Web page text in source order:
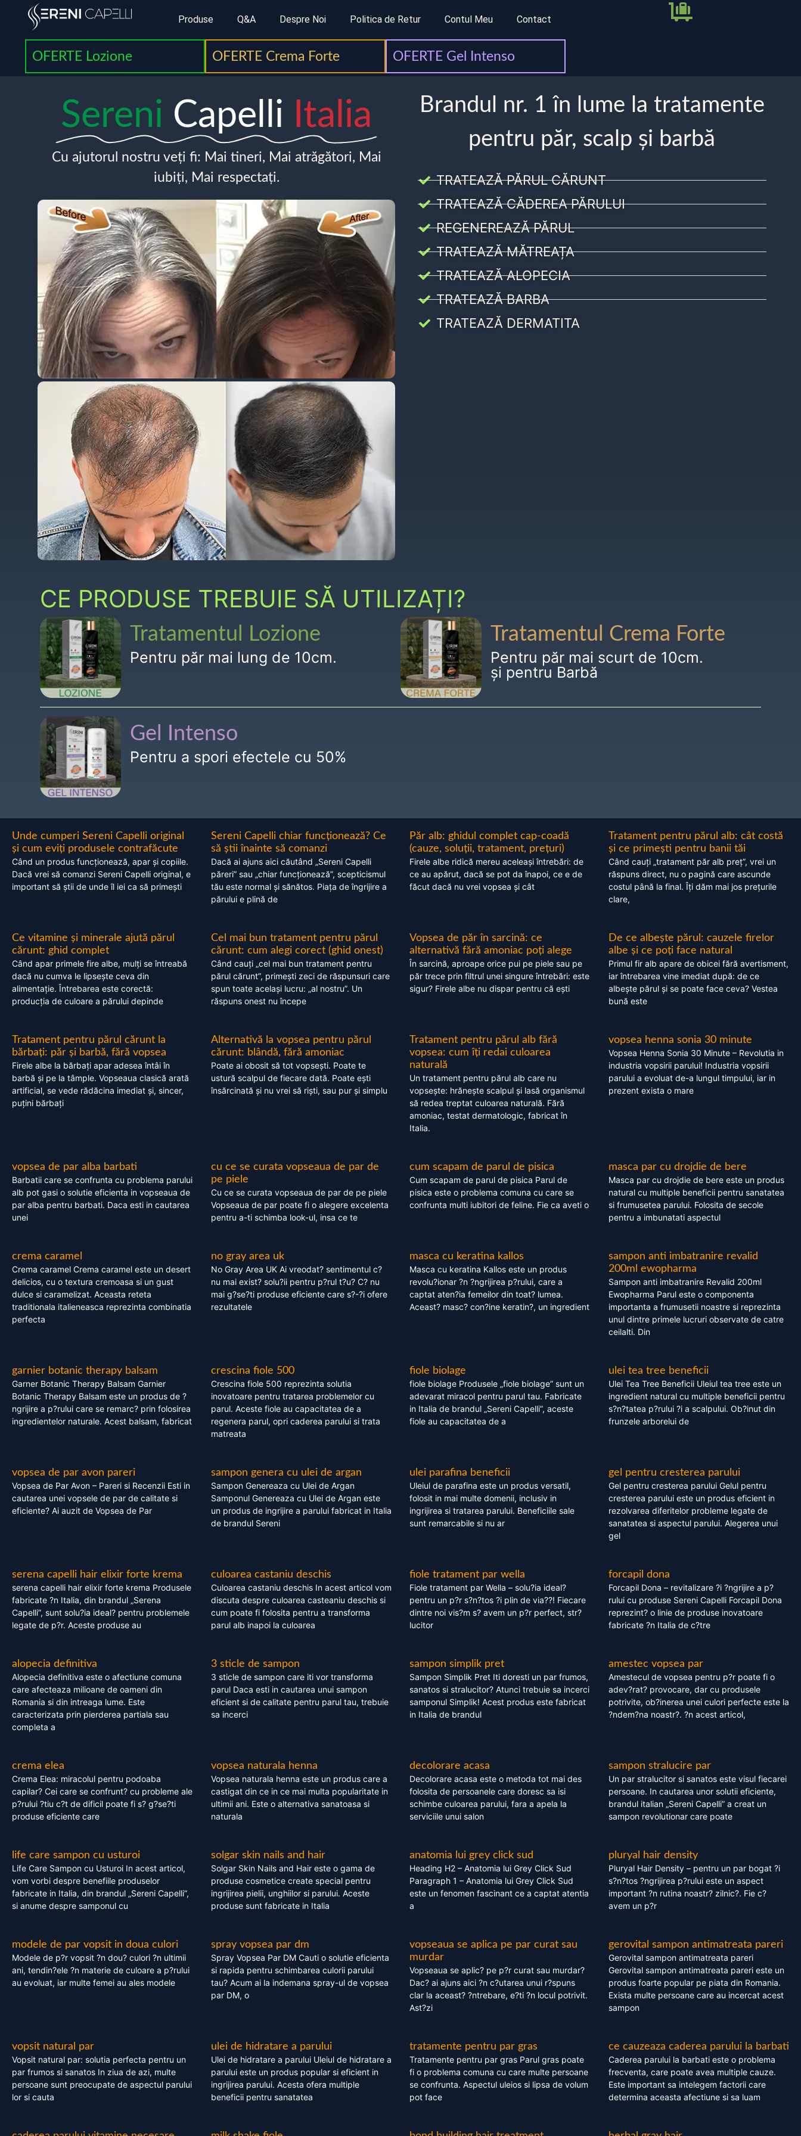
Produse Q&A Despre Noi Politica de Retur Contul Meu Contact
OFERTE Lozione OFERTE Crema Forte OFERTE Gel Intenso
Sereni Capelli Italia
Cu ajutorul nostru veți fi: Mai tineri, Mai atrăgători, Mai
iubiți, Mai respectați.
Brandul nr. 1 în lume la tratamente
pentru păr, scalp și barbă
TRATEAZĂ PĂRUL CĂRUNT
TRATEAZĂ CĂDEREA PĂRULUI
REGENEREAZĂ PĂRUL
TRATEAZĂ MĂTREAȚA
TRATEAZĂ ALOPECIA
TRATEAZĂ BARBA
TRATEAZĂ DERMATITA
CE PRODUSE TREBUIE SĂ UTILIZAȚI?
Tratamentul Lozione
Pentru păr mai lung de 10cm.
Tratamentul Crema Forte
Pentru păr mai scurt de 10cm.
și pentru Barbă
Gel Intenso
Pentru a spori efectele cu 50%
Unde cumperi Sereni Capelli original
și cum eviți produsele contrafăcute
Când un produs funcționează, apar și copiile.
Dacă vrei să comanzi Sereni Capelli original, e
important să știi de unde îl iei ca să primești
Sereni Capelli chiar funcționează? Ce
să știi înainte să comanzi
Dacă ai ajuns aici căutând „Sereni Capelli
păreri” sau „chiar funcționează”, scepticismul
tău este normal și sănătos. Piața de îngrijire a
părului e plină de
Păr alb: ghidul complet cap-coadă
(cauze, soluții, tratament, prețuri)
Firele albe ridică mereu aceleași întrebări: de
ce au apărut, dacă se pot da înapoi, ce e de
făcut dacă nu vrei vopsea și cât
Tratament pentru părul alb: cât costă
și ce primești pentru banii tăi
Când cauți „tratament păr alb preț”, vrei un
răspuns direct, nu o pagină care ascunde
costul până la final. Îți dăm mai jos prețurile
clare,
Ce vitamine și minerale ajută părul
cărunt: ghid complet
Când apar primele fire albe, mulți se întreabă
dacă nu cumva le lipsește ceva din
alimentație. Întrebarea este corectă:
producția de culoare a părului depinde
Cel mai bun tratament pentru părul
cărunt: cum alegi corect (ghid onest)
Când cauți „cel mai bun tratament pentru
părul cărunt”, primești zeci de răspunsuri care
spun toate același lucru: „al nostru”. Un
răspuns onest nu începe
Vopsea de păr în sarcină: ce
alternativă fără amoniac poți alege
În sarcină, aproape orice pui pe piele sau pe
păr trece prin filtrul unei singure întrebări: este
sigur? Firele albe nu dispar pentru că ești
De ce albește părul: cauzele firelor
albe și ce poți face natural
Primul fir alb apare de obicei fără avertisment,
iar întrebarea vine imediat după: de ce
albește părul și se poate face ceva? Vestea
bună este
Tratament pentru părul cărunt la
bărbați: păr și barbă, fără vopsea
Firele albe la bărbați apar adesea întâi în
barbă și pe la tâmple. Vopseaua clasică arată
artificial, se vede rădăcina imediat și, sincer,
puțini bărbați
Alternativă la vopsea pentru părul
cărunt: blândă, fără amoniac
Poate ai obosit să tot vopsești. Poate te
ustură scalpul de fiecare dată. Poate ești
însărcinată și nu vrei să riști, sau pur și simplu
Tratament pentru părul alb fără
vopsea: cum îți redai culoarea
naturală
Un tratament pentru părul alb care nu
vopsește: hrănește scalpul și lasă organismul
să redea treptat culoarea naturală. Fără
amoniac, testat dermatologic, fabricat în
Italia.
vopsea henna sonia 30 minute
Vopsea Henna Sonia 30 Minute – Revolutia in
industria vopsirii parului! Industria vopsirii
parului a evoluat de-a lungul timpului, iar in
prezent exista o mare
vopsea de par alba barbati
Barbatii care se confrunta cu problema parului
alb pot gasi o solutie eficienta in vopseaua de
par alba pentru barbati. Daca esti in cautarea
unei
cu ce se curata vopseaua de par de
pe piele
Cu ce se curata vopseaua de par de pe piele
Vopseaua de par poate fi o alegere excelenta
pentru a-ti schimba look-ul, insa ce te
cum scapam de parul de pisica
Cum scapam de parul de pisica Parul de
pisica este o problema comuna cu care se
confrunta multi iubitori de feline. Fie ca aveti o
masca par cu drojdie de bere
Masca par cu drojdie de bere este un produs
natural cu multiple beneficii pentru sanatatea
si frumusetea parului. Folosita de secole
pentru a imbunatati aspectul
crema caramel
Crema caramel Crema caramel este un desert
delicios, cu o textura cremoasa si un gust
dulce si caramelizat. Aceasta reteta
traditionala italieneasca reprezinta combinatia
perfecta
no gray area uk
No Gray Area UK Ai vreodat? sentimentul c?
nu mai exist? solu?ii pentru p?rul t?u? C? nu
mai g?se?ti produse eficiente care s?-?i ofere
rezultatele
masca cu keratina kallos
Masca cu keratina Kallos este un produs
revolu?ionar ?n ?ngrijirea p?rului, care a
captat aten?ia femeilor din toat? lumea.
Aceast? masc? con?ine keratin?, un ingredient
sampon anti imbatranire revalid
200ml ewopharma
Sampon anti imbatranire Revalid 200ml
Ewopharma Parul este o componenta
importanta a frumusetii noastre si reprezinta
unul dintre primele lucruri observate de catre
ceilalti. Din
garnier botanic therapy balsam
Garner Botanic Therapy Balsam Garnier
Botanic Therapy Balsam este un produs de ?
ngrijire a p?rului care se remarc? prin folosirea
ingredientelor naturale. Acest balsam, fabricat
crescina fiole 500
Crescina fiole 500 reprezinta solutia
inovatoare pentru tratarea problemelor cu
parul. Aceste fiole au capacitatea de a
regenera parul, opri caderea parului si trata
matreata
fiole biolage
fiole biolage Produsele „fiole biolage” sunt un
adevarat miracol pentru parul tau. Fabricate
in Italia de brandul „Sereni Capelli”, aceste
fiole au capacitatea de a
ulei tea tree beneficii
Ulei Tea Tree Beneficii Uleiul tea tree este un
ingredient natural cu multiple beneficii pentru
s?n?tatea p?rului ?i a scalpului. Ob?inut din
frunzele arborelui de
vopsea de par avon pareri
Vopsea de Par Avon – Pareri si Recenzii Esti in
cautarea unei vopsele de par de calitate si
eficiente? Ai auzit de Vopsea de Par
sampon genera cu ulei de argan
Sampon Genereaza cu Ulei de Argan
Samponul Genereaza cu Ulei de Argan este
un produs de ingrijire a parului fabricat in Italia
de brandul Sereni
ulei parafina beneficii
Uleiul de parafina este un produs versatil,
folosit in mai multe domenii, inclusiv in
ingrijirea si tratarea parului. Beneficiile sale
sunt remarcabile si nu ar
gel pentru cresterea parului
Gel pentru cresterea parului Gelul pentru
cresterea parului este un produs eficient in
rezolvarea diferitelor probleme legate de
sanatatea si aspectul parului. Alegerea unui
gel
serena capelli hair elixir forte krema
serena capelli hair elixir forte krema Produsele
fabricate ?n Italia, din brandul „Serena
Capelli”, sunt solu?ia ideal? pentru problemele
legate de p?r. Aceste produse au
culoarea castaniu deschis
Culoarea castaniu deschis In acest articol vom
discuta despre culoarea casteaniu deschis si
cum poate fi folosita pentru a transforma
parul alb inapoi la culoarea
fiole tratament par wella
Fiole tratament par Wella – solu?ia ideal?
pentru un p?r s?n?tos ?i plin de via??! Fiecare
dintre noi vis?m s? avem un p?r perfect, str?
lucitor
forcapil dona
Forcapil Dona – revitalizare ?i ?ngrijire a p?
rului cu produse Sereni Capelli Forcapil Dona
reprezint? o linie de produse inovatoare
fabricate ?n Italia de c?tre
alopecia definitiva
Alopecia definitiva este o afectiune comuna
care afecteaza milioane de oameni din
Romania si din intreaga lume. Este
caracterizata prin pierderea partiala sau
completa a
3 sticle de sampon
3 sticle de sampon care iti vor transforma
parul Daca esti in cautarea unui sampon
eficient si de calitate pentru parul tau, trebuie
sa incerci
sampon simplik pret
Sampon Simplik Pret Iti doresti un par frumos,
sanatos si stralucitor? Atunci trebuie sa incerci
samponul Simplik! Acest produs este fabricat
in Italia de brandul
amestec vopsea par
Amestecul de vopsea pentru p?r poate fi o
adev?rat? provocare, dar cu produsele
potrivite, ob?inerea unei culori perfecte este la
?ndem?na noastr?. ?n acest articol,
crema elea
Crema Elea: miracolul pentru podoaba
capilar? Cei care se confrunt? cu probleme ale
p?rului ?tiu c?t de dificil poate fi s? g?se?ti
produse eficiente care
vopsea naturala henna
Vopsea naturala henna este un produs care a
castigat din ce in ce mai multa popularitate in
ultimii ani. Este o alternativa sanatoasa si
naturala
decolorare acasa
Decolorare acasa este o metoda tot mai des
folosita de persoanele care doresc sa isi
schimbe culoarea parului, fara a apela la
serviciile unui salon
sampon stralucire par
Un par stralucitor si sanatos este visul fiecarei
persoane. In cautarea unor solutii eficiente,
brandul italian „Sereni Capelli” a creat un
sampon revolutionar care poate
life care sampon cu usturoi
Life Care Sampon cu Usturoi In acest articol,
vom vorbi despre benefiile produselor
fabricate in Italia, din brandul „Sereni Capelli”,
si anume despre samponul cu
solgar skin nails and hair
Solgar Skin Nails and Hair este o gama de
produse cosmetice create special pentru
ingrijirea pielii, unghiilor si parului. Aceste
produse sunt fabricate in Italia
anatomia lui grey click sud
Heading H2 – Anatomia lui Grey Click Sud
Paragraph 1 – Anatomia lui Grey Click Sud
este un fenomen fascinant ce a captat atentia
a
pluryal hair density
Pluryal Hair Density – pentru un par bogat ?i
s?n?tos ?ngrijirea p?rului este un aspect
important ?n rutina noastr? zilnic?. Fie c?
avem un p?r
modele de par vopsit in doua culori
Modele de p?r vopsit ?n dou? culori ?n ultimii
ani, tendin?ele ?n materie de culoare a p?rului
au evoluat, iar multe femei au ales modele
spray vopsea par dm
Spray Vopsea Par DM Cauti o solutie eficienta
si rapida pentru schimbarea culorii parului
tau? Acum ai la indemana spray-ul de vopsea
par DM, o
vopseaua se aplica pe par curat sau
murdar
Vopseaua se aplic? pe p?r curat sau murdar?
Dac? ai ajuns aici ?n c?utarea unui r?spuns
clar la aceast? ?ntrebare, e?ti ?n locul potrivit.
Ast?zi
gerovital sampon antimatreata pareri
Gerovital sampon antimatreata pareri
Gerovital sampon antimatreata pareri este un
produs foarte popular pe piata din Romania.
Exista multe persoane care au incercat acest
sampon
vopsit natural par
Vopsit natural par: solutia perfecta pentru un
par frumos si sanatos In ziua de azi, multe
persoane sunt preocupate de aspectul parului
lor si cauta
ulei de hidratare a parului
Ulei de hidratare a parului Uleiul de hidratare a
parului este un produs popular si eficient in
ingrijirea parului. Acesta ofera multiple
beneficii pentru sanatatea
tratamente pentru par gras
Tratamente pentru par gras Parul gras poate
fi o problema comuna cu care multe persoane
se confrunta. Aspectul uleios si lipsa de volum
pot face
ce cauzeaza caderea parului la barbati
Caderea parului la barbati este o problema
frecventa, care poate avea multiple cauze.
Este important sa intelegem factorii care
determina aceasta afectiune si sa luam